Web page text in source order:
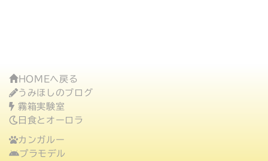
HOMEへ戻る
うみほしのブログ
霧箱実験室
日食とオーロラ
カンガルー
プラモデル